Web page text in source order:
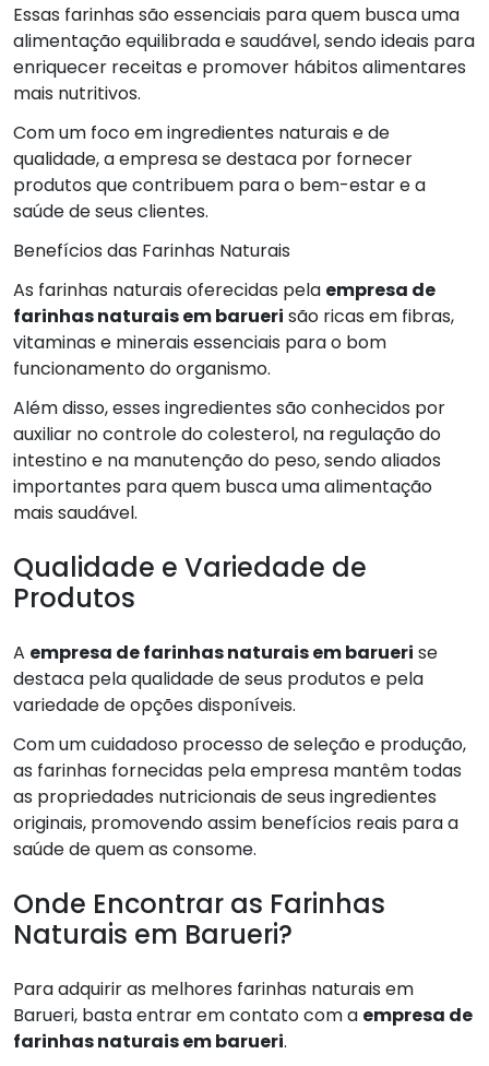
Essas farinhas são essenciais para quem busca uma
alimentação equilibrada e saudável, sendo ideais para
enriquecer receitas e promover hábitos alimentares
mais nutritivos.
Com um foco em ingredientes naturais e de
qualidade, a empresa se destaca por fornecer
produtos que contribuem para o bem-estar e a
saúde de seus clientes.
Benefícios das Farinhas Naturais
As farinhas naturais oferecidas pela empresa de
farinhas naturais em barueri são ricas em fibras,
vitaminas e minerais essenciais para o bom
funcionamento do organismo.
Além disso, esses ingredientes são conhecidos por
auxiliar no controle do colesterol, na regulação do
intestino e na manutenção do peso, sendo aliados
importantes para quem busca uma alimentação
mais saudável.
Qualidade e Variedade de
Produtos
A empresa de farinhas naturais em barueri se
destaca pela qualidade de seus produtos e pela
variedade de opções disponíveis.
Com um cuidadoso processo de seleção e produção,
as farinhas fornecidas pela empresa mantêm todas
as propriedades nutricionais de seus ingredientes
originais, promovendo assim benefícios reais para a
saúde de quem as consome.
Onde Encontrar as Farinhas
Naturais em Barueri?
Para adquirir as melhores farinhas naturais em
Barueri, basta entrar em contato com a empresa de
farinhas naturais em barueri.